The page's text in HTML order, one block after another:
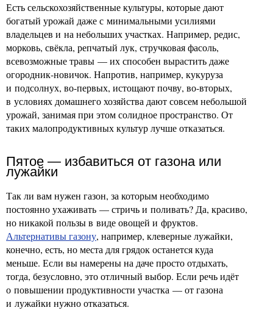
Есть сельскохозяйственные культуры, которые дают
богатый урожай даже с минимальными усилиями
владельцев и на небольших участках. Например, редис,
морковь, свёкла, репчатый лук, стручковая фасоль,
всевозможные травы — их способен вырастить даже
огородник-новичок. Напротив, например, кукуруза
и подсолнух, во-первых, истощают почву, во-вторых,
в условиях домашнего хозяйства дают совсем небольшой
урожай, занимая при этом солидное пространство. От
таких малопродуктивных культур лучше отказаться.
Пятое — избавиться от газона или
лужайки
Так ли вам нужен газон, за которым необходимо
постоянно ухаживать — стричь и поливать? Да, красиво,
но никакой пользы в виде овощей и фруктов.
Альтернативы газону, например, клеверные лужайки,
конечно, есть, но места для грядок останется куда
меньше. Если вы намерены на даче просто отдыхать,
тогда, безусловно, это отличный выбор. Если речь идёт
о повышении продуктивности участка — от газона
и лужайки нужно отказаться.